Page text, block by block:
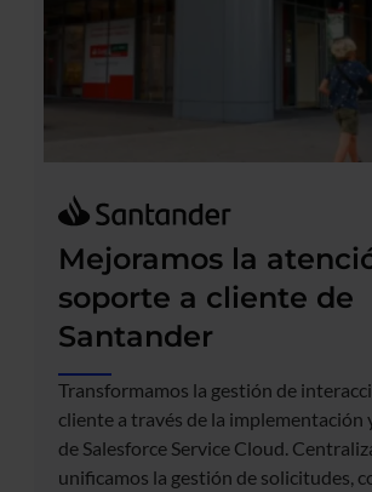
Mejoramos la
soporte a cliente de
Santander
Transformamos la gestión de
cliente a través de la implementación
de Salesforce Service Cloud.
unificamos la gestión de solicitudes,